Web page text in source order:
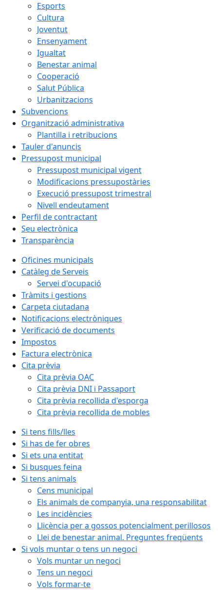
Esports
Cultura
Joventut
Ensenyament
Igualtat
Benestar animal
Cooperació
Salut Pública
Urbanitzacions
Subvencions
Organització administrativa
Plantilla i retribucions
Tauler d'anuncis
Pressupost municipal
Pressupost municipal vigent
Modificacions pressupostàries
Execució pressupost trimestral
Nivell endeutament
Perfil de contractant
Seu electrònica
Transparència
Oficines municipals
Catàleg de Serveis
Servei d'ocupació
Tràmits i gestions
Carpeta ciutadana
Notificacions electròniques
Verificació de documents
Impostos
Factura electrònica
Cita prèvia
Cita prèvia OAC
Cita prèvia DNI i Passaport
Cita prèvia recollida d'esporga
Cita prèvia recollida de mobles
Si tens fills/lles
Si has de fer obres
Si ets una entitat
Si busques feina
Si tens animals
Cens municipal
Els animals de companyia, una responsabilitat
Les incidències
Llicència per a gossos potencialment perillosos
Llei de benestar animal. Preguntes freqüents
Si vols muntar o tens un negoci
Vols muntar un negoci
Tens un negoci
Vols formar-te